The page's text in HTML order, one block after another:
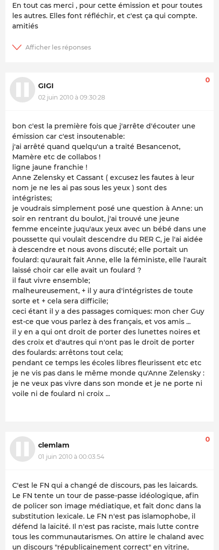
En tout cas merci , pour cette émission et pour toutes
les autres. Elles font réfléchir, et c'est ça qui compte.
amitiés
GIGI
02 juin 2010 à 09:30:28
0
bon c'est la première fois que j'arrête d'écouter une
émission car c'est insoutenable:
j'ai arrêté quand quelqu'un a traité Besancenot,
Mamère etc de collabos !
ligne jaune franchie !
Anne Zelensky et Cassant ( excusez les fautes à leur
nom je ne les ai pas sous les yeux ) sont des
intégristes;
je voudrais simplement posé une question à Anne: un
soir en rentrant du boulot, j'ai trouvé une jeune
femme enceinte juqu'aux yeux avec un bébé dans une
poussette qui voulait descendre du RER C, je l'ai aidée
à descendre et nous avons discuté; elle portait un
foulard: qu'aurait fait Anne, elle la féministe, elle l'aurait
laissé choir car elle avait un foulard ?
il faut vivre ensemble;
malheureusement, + il y aura d'intégristes de toute
sorte et + cela sera difficile;
ceci étant il y a des passages comiques: mon cher Guy
est-ce que vous parlez à des français, et vos amis ...
il y en a qui ont droit de porter des lunettes noires et
des croix et d'autres qui n'ont pas le droit de porter
des foulards: arrêtons tout cela;
pendant ce temps les écoles libres fleurissent etc etc
je ne vis pas dans le même monde qu'Anne Zelensky :
je ne veux pas vivre dans son monde et je ne porte ni
voile ni de foulard ni croix ...
clemlam
01 juin 2010 à 00:03:54
0
C'est le FN qui a changé de discours, pas les laïcards.
Le FN tente un tour de passe-passe idéologique, afin
de policer son image médiatique, et fait donc dans la
substitution lexicale. Le FN n'est pas islamophobe, il
défend la laïcité. Il n'est pas raciste, mais lutte contre
tous les communautarismes. On attire le chaland avec
un discours "républicainement correct" en vitrine,